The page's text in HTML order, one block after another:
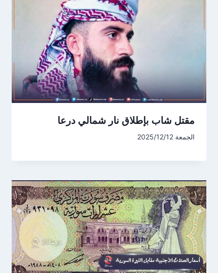
مقتل شاب بإطلاق نار شمالي درعا
الجمعة 2025/12/12